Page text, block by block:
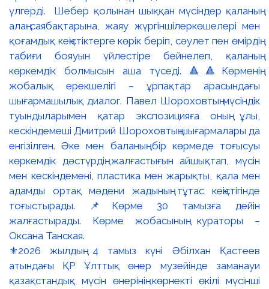
⚜️2026 жылдың 4 тамыз күні Әбілхан Қастеев
атындағы ҚР Ұлттық өнер музейінде заманауи
қазақстандық мүсін өнерінің көрнекті өкілі мүсінші